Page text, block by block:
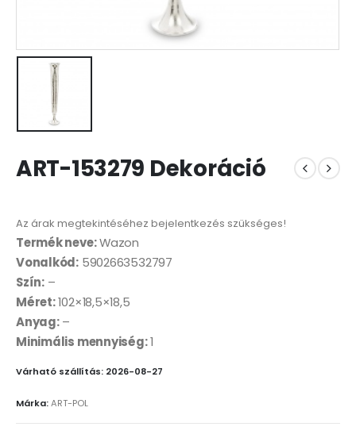
ART-153279 Dekoráció
Az árak megtekintéséhez bejelentkezés szükséges!
Termék neve:Wazon
Vonalkód: 5902663532797
Szín:–
Méret:102×18,5×18,5
Anyag:–
Minimális mennyiség:1
Várható szállítás: 2026-08-27
Márka:ART-POL